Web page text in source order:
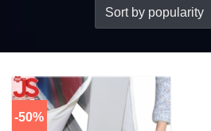
-50%